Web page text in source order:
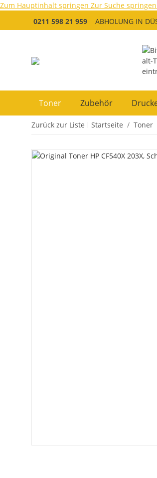
Zum Hauptinhalt springen Zur Suche springen
0211 598 21 959
ABHOLUNG IN
Toner Zubehör
Zurück zur Liste Startseite Toner